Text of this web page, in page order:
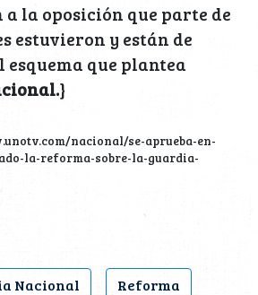
la oposición que parte de
estuvieron y están de
esquema que plantea
}
nacional/se-aprueba-en-
la-reforma-sobre-la-guardia-
Nacional Reforma